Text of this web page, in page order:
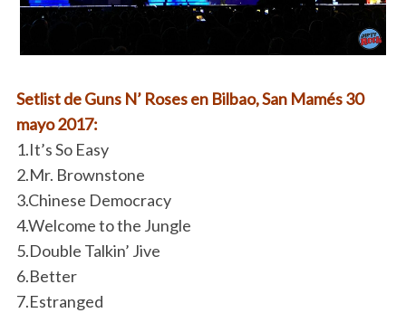
Setlist de Guns N’ Roses en Bilbao, San Mamés 30
mayo 2017:
1.It’s So Easy
2.Mr. Brownstone
3.Chinese Democracy
4.Welcome to the Jungle
5.Double Talkin’ Jive
6.Better
7.Estranged